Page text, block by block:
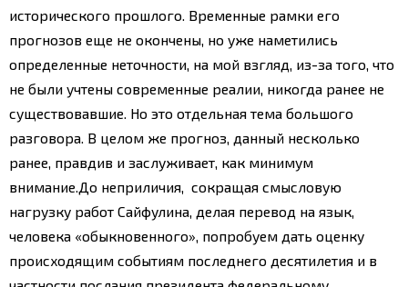
исторического прошлого. Временные рамки его
прогнозов еще не окончены, но уже наметились
определенные неточности, на мой взгляд, из-за того, что
не были учтены современные реалии, никогда ранее не
существовавшие. Но это отдельная тема большого
разговора. В целом же прогноз, данный несколько
ранее, правдив и заслуживает, как минимум
внимание. До неприличия, сокращая смысловую
нагрузку работ Сайфулина, делая перевод на язык,
человека «обыкновенного», попробуем дать оценку
происходящим событиям последнего десятилетия и в